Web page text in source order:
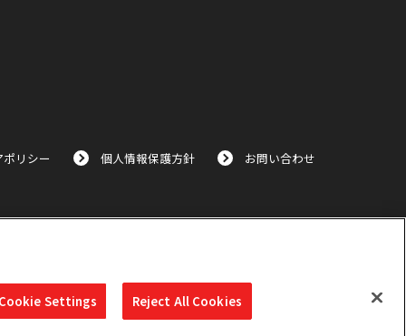
リシー 個人情報保護方針 お問い合わせ
Cookie Settings Reject All Cookies